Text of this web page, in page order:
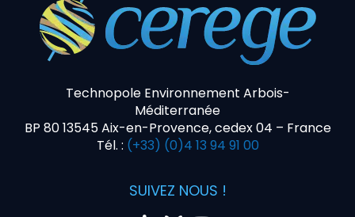
Technopole Environnement Arbois-
Méditerranée
BP 80 13545 Aix-en-Provence, cedex 04 – France
Tél. : (+33) (0)4 13 94 91 00
SUIVEZ NOUS !